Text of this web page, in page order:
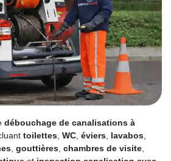
débouchage de canalisations à
toilettes, WC, éviers, lavabos,
, gouttières, chambres de visite,